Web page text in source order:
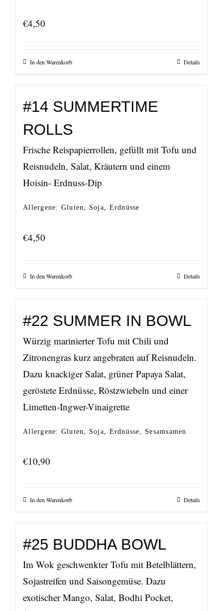
€4,50
In den Warenkorb Details
#14 SUMMERTIME
ROLLS
Frische Reispapierrollen, gefüllt mit Tofu und
Reisnudeln, Salat, Kräutern und einem
Hoisin- Erdnuss-Dip
Allergene: Gluten, Soja, Erdnüsse
€4,50
In den Warenkorb Details
#22 SUMMER IN BOWL
Würzig marinierter Tofu mit Chili und
Zitronengras kurz angebraten auf Reisnudeln.
Dazu knackiger Salat, grüner Papaya Salat,
geröstete Erdnüsse, Röstzwiebeln und einer
Limetten-Ingwer-Vinaigrette
Allergene: Gluten, Soja, Erdnüsse, Sesamsamen
€10,90
In den Warenkorb Details
#25 BUDDHA BOWL
Im Wok geschwenkter Tofu mit Betelblättern,
Sojastreifen und Saisongemüse. Dazu
exotischer Mango, Salat, Bodhi Pocket,